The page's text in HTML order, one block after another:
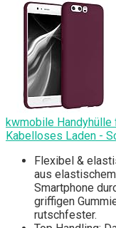
kwmobile
Kabelloses Laden -
Flexibel &
aus
Smartphone
griffigen
rutschfester.